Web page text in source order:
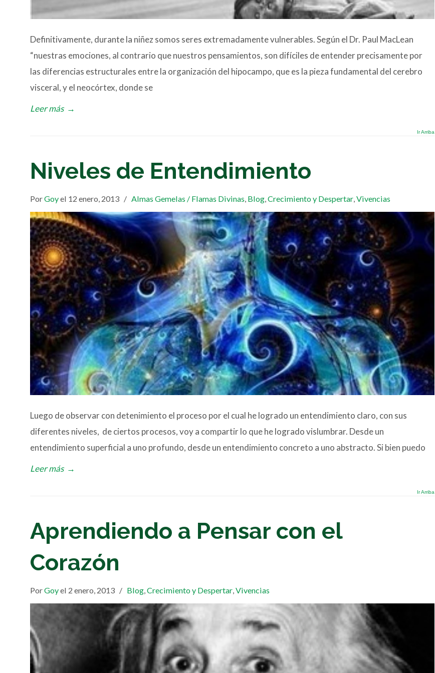
Definitivamente, durante la niñez somos seres extremadamente vulnerables. Según el Dr. Paul MacLean
“nuestras emociones, al contrario que nuestros pensamientos, son difíciles de entender precisamente por
las diferencias estructurales entre la organización del hipocampo, que es la pieza fundamental del cerebro
visceral, y el neocórtex, donde se
Leer más →
Ir Arriba
Niveles de Entendimiento
PorGoyel 12 enero, 2013 / Almas Gemelas / Flamas Divinas Blog ,Crecimiento y Despertar ,Vivencias
Luego de observar con detenimiento el proceso por el cual he logrado un entendimiento claro, con sus
diferentes niveles, de ciertos procesos, voy a compartir lo que he logrado vislumbrar. Desde un
entendimiento superficial a uno profundo, desde un entendimiento concreto a uno abstracto. Si bien puedo
Leer más →
Ir Arriba
Aprendiendo a Pensar con el
Corazón
PorGoyel 2 enero, 2013 / Blog,Crecimiento y Despertar,Vivencias